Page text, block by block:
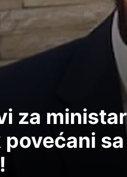
za
povećani